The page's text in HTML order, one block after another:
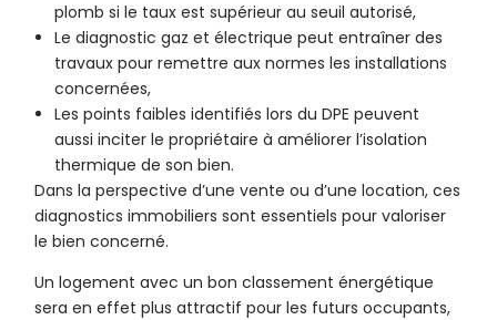
plomb si le taux est supérieur au seuil autorisé,
Le diagnostic gaz et électrique peut entraîner des
travaux pour remettre aux normes les installations
concernées,
Les points faibles identifiés lors du DPE peuvent
aussi inciter le propriétaire à améliorer l’isolation
thermique de son bien.
Dans la perspective d’une vente ou d’une location, ces
diagnostics immobiliers sont essentiels pour valoriser
le bien concerné.
Un logement avec un bon classement énergétique
sera en effet plus attractif pour les futurs occupants,